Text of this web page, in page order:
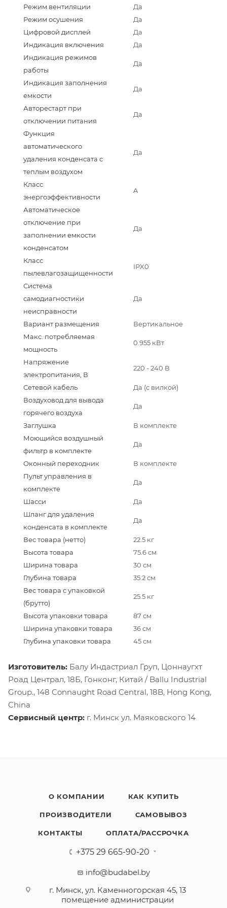
Режим вентиляции
Да
Режим осушения
Да
Цифровой дисплей
Да
Индикация включения
Да
Индикация режимов
работы
Да
Индикация заполнения
емкости
Да
Авторестарт при
отключении питания
Да
Функция
автоматического
удаления конденсата с
теплым воздухом
Да
Класс
энергоэффективности
A
Автоматическое
отключение при
заполнении емкости
конденсатом
Да
Класс
пылевлагозащищенности
IPX0
Система
самодиагностики
неисправности
Да
Вариант размещения
Вертикальное
Макс. потребляемая
мощность
0.955 кВт
Напряжение
электропитания, В
220 - 240 В
Сетевой кабель
Да (с вилкой)
Воздуховод для вывода
горячего воздуха
Да
Заглушка
В комплекте
Моющийся воздушный
фильтр в комплекте
Да
Оконный переходник
В комплекте
Пульт управления в
комплекте
Да
Шасси
Да
Шланг для удаления
конденсата в комплекте
Да
Вес товара (нетто)
22.5 кг
Высота товара
75.6 см
Ширина товара
30 см
Глубина товара
35.2 см
Вес товара с упаковкой
(брутто)
25.5 кг
Высота упаковки товара
87 см
Ширина упаковки товара
36 см
Глубина упаковки товара
45 см
Изготовитель: Балу Индастриал Груп, Цоннаугхт
Роад Централ, 18Б, Гонконг, Китай / Ballu Industrial
Group., 148 Connaught Road Central, 18B, Hong Kong,
China
Сервисный центр: г. Минск ул. Маяковского 14
О КОМПАНИИ КАК КУПИТЬ
ПРОИЗВОДИТЕЛИ САМОВЫВОЗ
КОНТАКТЫ ОПЛАТА/РАССРОЧКА
+375 29 665-90-20
info@budabel.by
г. Минск, ул. Каменногорская 45, 13
помещение администрации